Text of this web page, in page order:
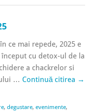
ce mai repede, 2025 e
cu detox-ul de la
a chackrelor si
… Continuă citirea →
, degustare, evenimente,